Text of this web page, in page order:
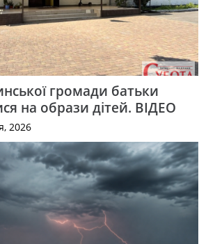
громади батьки
на образи дітей. ВІДЕО
2026